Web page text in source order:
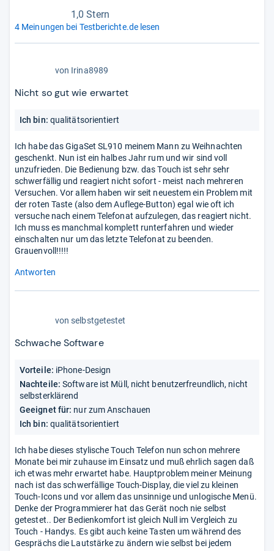
1,0 Stern
4 Meinungen bei Testberichte.de lesen
5
von Irina8989
Nicht so gut wie erwartet
Ich bin: qualitätsorientiert
Ich habe das GigaSet SL910 meinem Mann zu Weihnachten
geschenkt. Nun ist ein halbes Jahr rum und wir sind voll
unzufrieden. Die Bedienung bzw. das Touch ist sehr sehr
schwerfällig und reagiert nicht sofort - meist nach mehreren
Versuchen. Vor allem haben wir seit neuestem ein Problem mit
der roten Taste (also dem Auflege-Button) egal wie oft ich
versuche nach einem Telefonat aufzulegen, das reagiert nicht.
Ich muss es manchmal komplett runterfahren und wieder
einschalten nur um das letzte Telefonat zu beenden.
Grauenvoll!!!!!
Antworten
5
von selbstgetestet
Schwache Software
Vorteile: iPhone-Design
Nachteile: Software ist Müll, nicht benutzerfreundlich, nicht
selbsterklärend
Geeignet für: nur zum Anschauen
Ich bin: qualitätsorientiert
Ich habe dieses stylische Touch Telefon nun schon mehrere
Monate bei mir zuhause im Einsatz und muß ehrlich sagen daß
ich etwas mehr erwartet habe. Hauptproblem meiner Meinung
nach ist das schwerfällige Touch-Display, die viel zu kleinen
Touch-Icons und vor allem das unsinnige und unlogische Menü.
Denke der Programmierer hat das Gerät noch nie selbst
getestet.. Der Bedienkomfort ist gleich Null im Vergleich zu
Touch - Handys. Es gibt auch keine Tasten um während des
Gesprächs die Lautstärke zu ändern wie selbst bei jedem